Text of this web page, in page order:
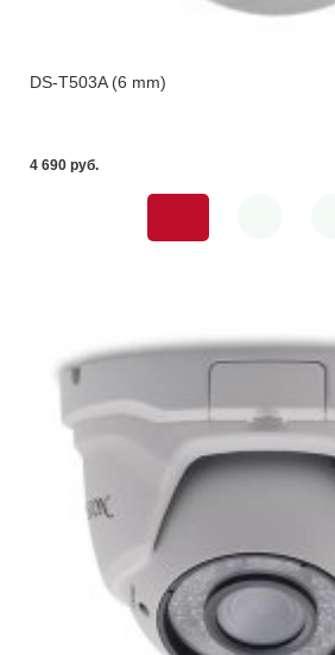
DS-T503A (6 mm)
4 690 pуб.